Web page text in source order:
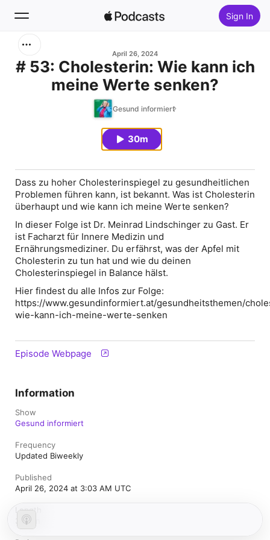
Sign In
Home
April 26, 2024
# 53: Cholesterin: Wie kann ich
meine Werte senken?
Gesund informiert
30m
Dass zu hoher Cholesterinspiegel zu gesundheitlichen
Problemen führen kann, ist bekannt. Was ist Cholesterin
überhaupt und wie kann ich meine Werte senken?
In dieser Folge ist Dr. Meinrad Lindschinger zu Gast. Er
ist Facharzt für Innere Medizin und
Ernährungsmediziner. Du erfährst, was der Apfel mit
Cholesterin zu tun hat und wie du deinen
Cholesterinspiegel in Balance hälst.
Hier findest du alle Infos zur Folge:
https://www.gesundinformiert.at/gesundheitsthemen/
wie-kann-ich-meine-werte-senken
Episode Webpage
Information
Show
Gesund informiert
Frequency
Updated Biweekly
Published
April 26, 2024 at 3:03 AM UTC
Length
30 min